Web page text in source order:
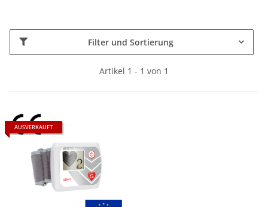
Filter und Sortierung
Artikel 1 - 1 von 1
AUSVERKAUFT